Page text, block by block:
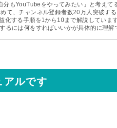
もYouTubeをやってみたい」と考えて
るには何をすればいいかが具体的に理解
アルです